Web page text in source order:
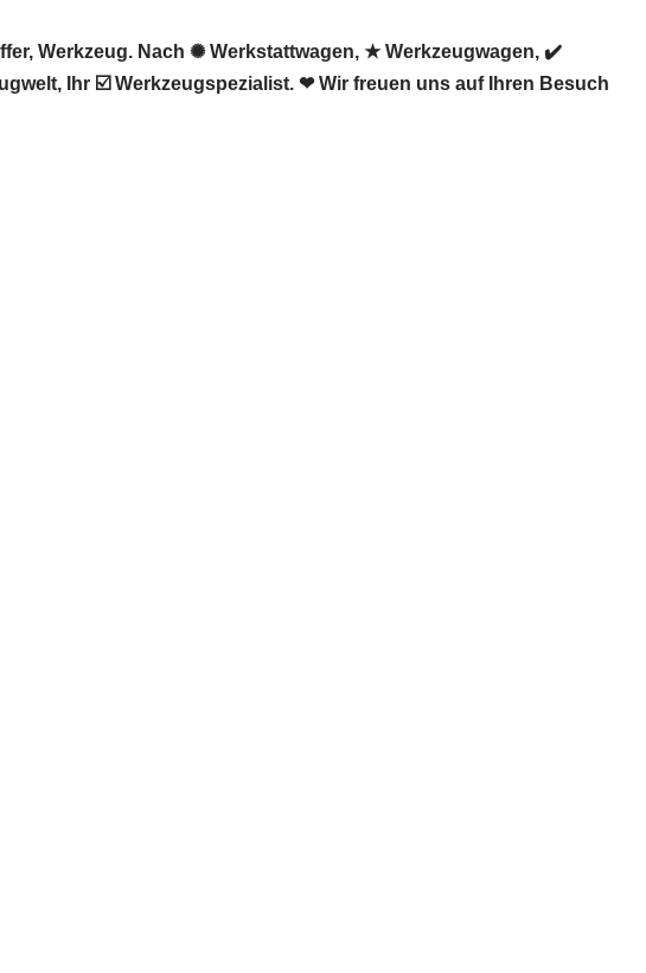
Werkzeug. Nach ✺ Werkstattwagen, ★ Werkzeugwagen, ✔️
Ihr ☑️ Werkzeugspezialist. ❤ Wir freuen uns auf Ihren Besuch